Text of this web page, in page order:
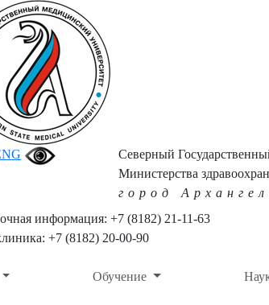
Северный
Министерства
город
информация: +7 (8182) 21-11-63
+7 (8182) 20-00-90
Обучение